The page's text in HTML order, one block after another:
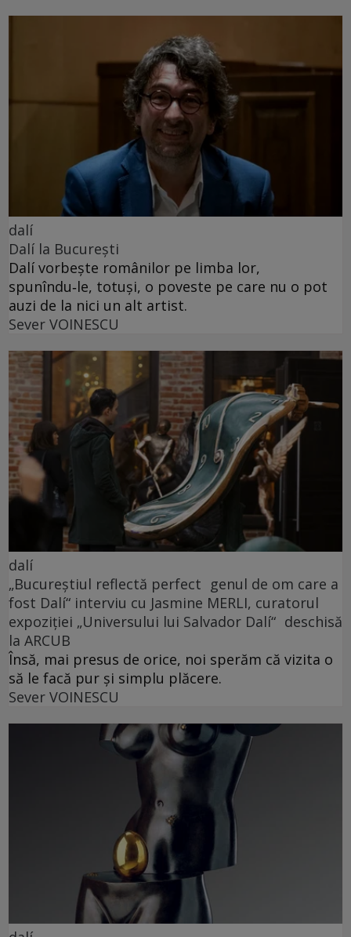
dalí
Dalí la București
Dalí vorbește românilor pe limba lor,
spunîndu‑le, totuși, o poveste pe care nu o pot
auzi de la nici un alt artist.
Sever VOINESCU
dalí
„Bucureștiul reflectă perfect genul de om care a
fost Dalí“ interviu cu Jasmine MERLI, curatorul
expoziției „Universului lui Salvador Dalí“ deschisă
la ARCUB
Însă, mai presus de orice, noi sperăm că vizita o
să le facă pur și simplu plăcere.
Sever VOINESCU